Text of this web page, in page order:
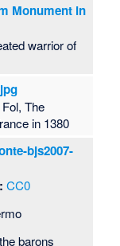
Monument in
warrior of
The
in 1380
bjs2007-
CC0
barons